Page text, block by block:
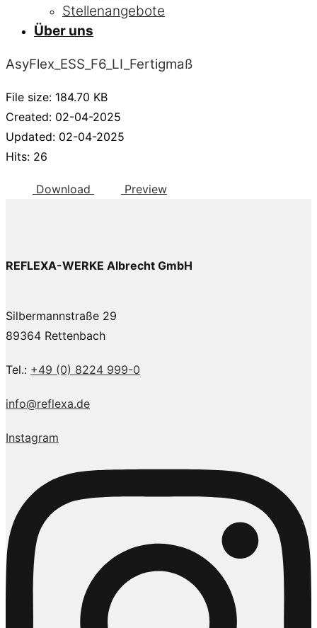
Stellenangebote
Über uns
AsyFlex_ESS_F6_LI_Fertigmaß
File size: 184.70 KB
Created: 02-04-2025
Updated: 02-04-2025
Hits: 26
Download Preview
REFLEXA-WERKE Albrecht GmbH
Silbermannstraße 29
89364 Rettenbach
Tel.: +49 (0) 8224 999-0
info@reflexa.de
Instagram